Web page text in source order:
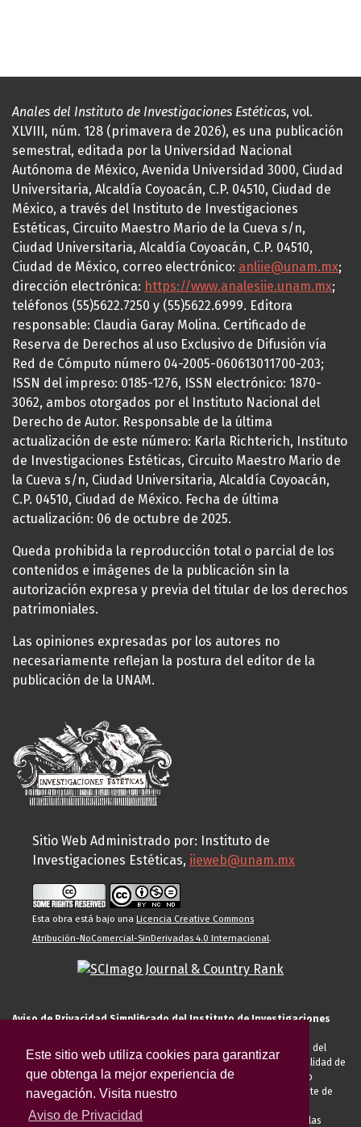
Este sitio web utiliza cookies para garantizar
que obtenga la mejor experiencia de
navegación. Visita nuestro
Aviso de Privacidad
Anales del Instituto de Investigaciones Estéticas, vol.
XLVIII, núm. 128 (primavera de 2026), es una publicación
semestral, editada por la Universidad Nacional
Autónoma de México, Avenida Universidad 3000, Ciudad
Universitaria, Alcaldía Coyoacán, C.P. 04510, Ciudad de
México, a través del Instituto de Investigaciones
Estéticas, Circuito Maestro Mario de la Cueva s/n,
Ciudad Universitaria, Alcaldía Coyoacán, C.P. 04510,
Ciudad de México, correo electrónico: anliie@unam.mx;
dirección electrónica: https://www.analesiie.unam.mx;
teléfonos (55)5622.7250 y (55)5622.6999. Editora
responsable: Claudia Garay Molina. Certificado de
Reserva de Derechos al uso Exclusivo de Difusión vía
Red de Cómputo número 04-2005-060613011700-203;
ISSN del impreso: 0185-1276, ISSN electrónico: 1870-
3062, ambos otorgados por el Instituto Nacional del
Derecho de Autor. Responsable de la última
actualización de este número: Karla Richterich, Instituto
de Investigaciones Estéticas, Circuito Maestro Mario de
la Cueva s/n, Ciudad Universitaria, Alcaldía Coyoacán,
C.P. 04510, Ciudad de México. Fecha de última
actualización: 06 de octubre de 2025.
Queda prohibida la reproducción total o parcial de los
contenidos e imágenes de la publicación sin la
autorización expresa y previa del titular de los derechos
patrimoniales.
Las opiniones expresadas por los autores no
necesariamente reflejan la postura del editor de la
publicación de la UNAM.
Sitio Web Administrado por: Instituto de
Investigaciones Estéticas, iieweb@unam.mx
Esta obra está bajo una Licencia Creative Commons
Atribución-NoComercial-SinDerivadas 4.0 Internacional.
Aviso de Privacidad Simplificado del Instituto de Investigaciones
El Instituto de Investigaciones Estéticas de la UNAM, es responsable del
tratamiento de sus datos personales para el registro de usted en calidad de
alumno, docente, personal de la entidad académica, conferencista o
invitado externo (nacional o extranjero), visitante, proveedor o cliente de
anteriormente descritas u otras aquellas exigidas legalmente o por las